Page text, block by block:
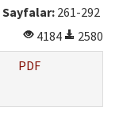
Sayfalar: 261-292
4184
2580
PDF